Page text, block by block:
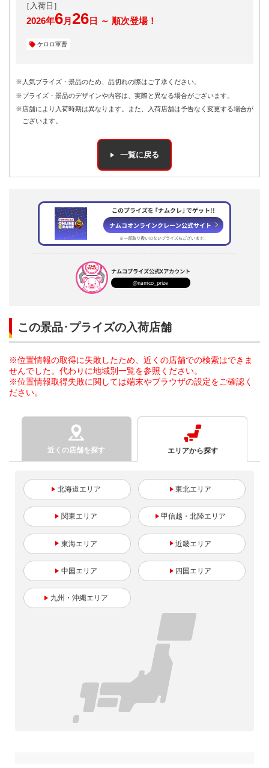
2026年6月 26日 ～ 順次登場！
ケロロ軍曹
※人気プライズ・景品のため、品切れの際はご了承ください。
※プライズ・景品のデザインや内容は、実際と異なる場合がございます。
※店舗により入荷時期は異なります。また、入荷店舗は予告なく変更する場合が
ございます。
一覧に戻る
このプライズを ｢ナムクレ｣ でゲット!!
ナムコオンラインクレーン公式サイト
※一部取り扱いのないプライズもございます。
ナムコプライズ公式Xアカウント
@namco_prize
この景品･プライズの入荷店舗
※位置情報の取得に失敗したため、近くの店舗での検索はできま
せんでした。代わりに地域別一覧を参照ください。
※位置情報取得失敗に関しては端末やブラウザの設定をご確認く
ださい。
近くの店舗を探す エリアから探す
北海道 東北
関東 甲信越・北陸
東海 近畿
中国 四国
九州・沖縄